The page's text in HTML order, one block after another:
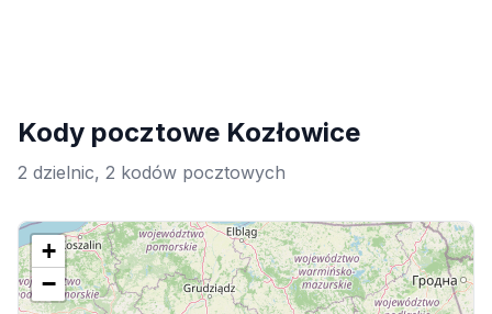
Kody pocztowe Kozłowice
2 dzielnic, 2 kodów pocztowych
+
−